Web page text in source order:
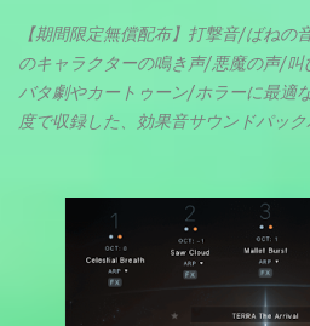
【期間限定無償配布】打撃音/ばね
のキャラクターの鳴き声/悪魔の声/
バタ劇やカートゥーン/ホラーに最適
度で収録した、効果音サウンドパッ